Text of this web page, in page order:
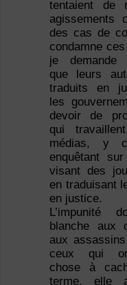
tentaient de
agissements
des cas de
condamne
je demande
que leurs
traduits en
les
devoir de
qui
médias, y
enquêtant
visant des
en traduisant
en justice.
L’impunité
blanche aux
aux
ceux qui
chose à
terme, elle